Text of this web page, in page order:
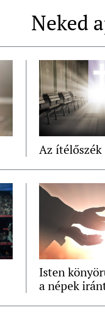
Neked
Az ítélőszék
Isten
a népek